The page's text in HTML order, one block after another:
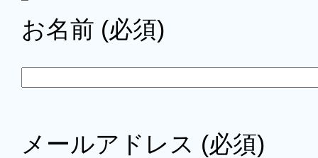
お名前 (必須)
メールアドレス (必須)